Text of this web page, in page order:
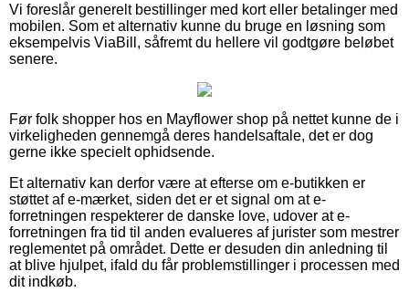
Vi foreslår generelt bestillinger med kort eller betalinger med
mobilen. Som et alternativ kunne du bruge en løsning som
eksempelvis ViaBill, såfremt du hellere vil godtgøre beløbet
senere.
Før folk shopper hos en Mayflower shop på nettet kunne de i
virkeligheden gennemgå deres handelsaftale, det er dog
gerne ikke specielt ophidsende.
Et alternativ kan derfor være at efterse om e-butikken er
støttet af e-mærket, siden det er et signal om at e-
forretningen respekterer de danske love, udover at e-
forretningen fra tid til anden evalueres af jurister som mestrer
reglementet på området. Dette er desuden din anledning til
at blive hjulpet, ifald du får problemstillinger i processen med
dit indkøb.